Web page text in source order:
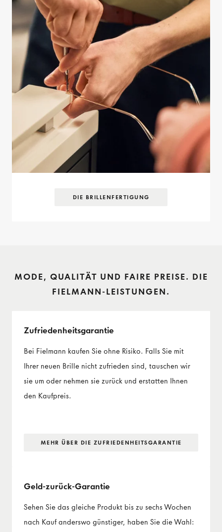
DIE BRILLEN­FERTIGUNG
MODE, QUALITÄT UND FAIRE PREISE. DIE
FIELMANN-LEISTUNGEN.
Zufriedenheits­garantie
Bei Fielmann kaufen Sie ohne Risiko. Falls Sie mit
Ihrer neuen Brille nicht zufrieden sind, tauschen wir
sie um oder nehmen sie zurück und erstatten Ihnen
den Kaufpreis.
MEHR ÜBER DIE ZUFRIEDENHEITS­GARANTIE
Geld-zurück-Garantie
Sehen Sie das gleiche Produkt bis zu sechs Wochen
nach Kauf anderswo günstiger, haben Sie die Wahl: